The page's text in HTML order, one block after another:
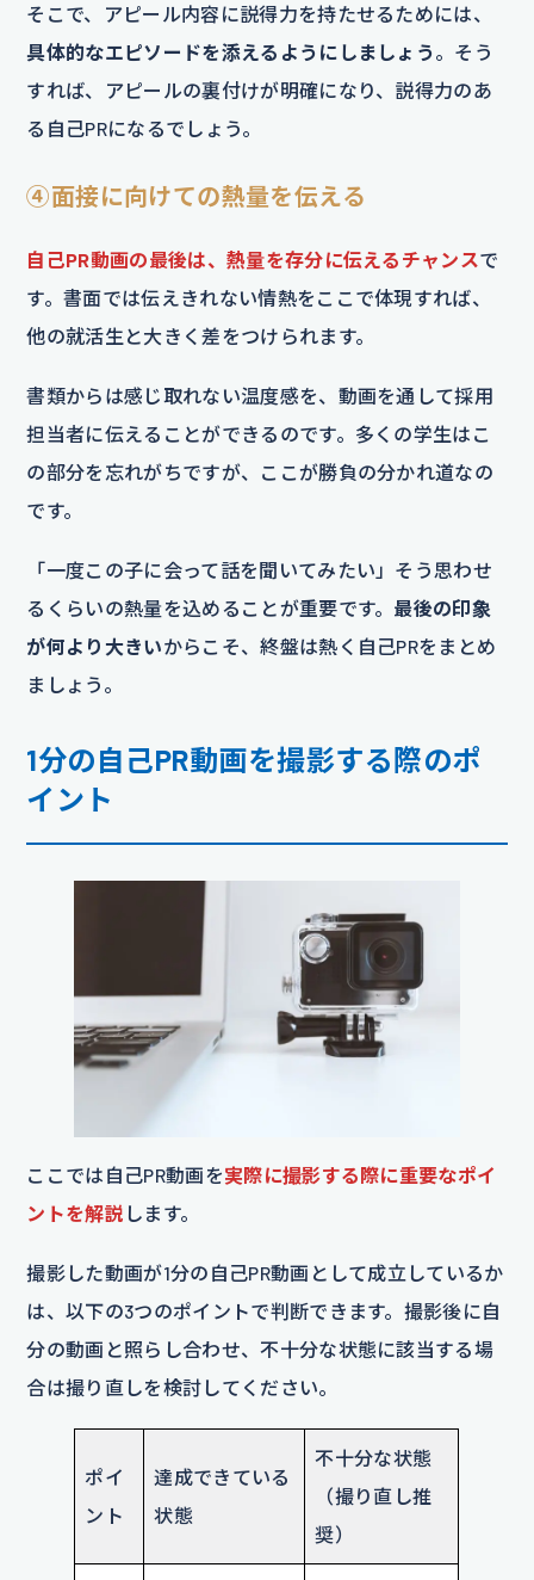
そこで、アピール内容に説得力を持たせるためには、
具体的なエピソードを添えるようにしましょう 。そう
すれば、アピールの裏付けが明確になり、説得力のあ
る自己PRになるでしょう。
④面接に向けての熱量を伝える
自己PR動画の最後は、熱量を存分に伝えるチャンスで
す。書面では伝えきれない情熱をここで体現すれば、
他の就活生と大きく差をつけられます。
書類からは感じ取れない温度感を、動画を通して採用
担当者に伝えることができるのです。多くの学生はこ
の部分を忘れがちですが、ここが勝負の分かれ道なの
です。
「一度この子に会って話を聞いてみたい」そう思わせ
るくらいの熱量を込めることが重要です。 最後の印象
が何より大きいからこそ、終盤は熱く自己PRをまとめ
ましょう。
1分の自己PR動画を撮影する際のポ
イント
ここでは自己PR動画を実際に撮影する際に重要なポイ
ントを解説 します。
撮影した動画が1分の自己PR動画として成立しているか
は、以下の3つのポイントで判断できます。撮影後に自
分の動画と照らし合わせ、不十分な状態に該当する場
合は撮り直しを検討してください。
ポイ
ント
達成できている
状態
不十分な状態
（撮り直し推
奨）